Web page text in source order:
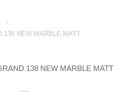
138 NEW MARBLE MATT